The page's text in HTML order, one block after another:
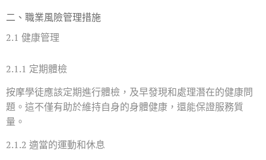
二、職業風險管理措施
2.1 健康管理
2.1.1 定期體檢
按摩學徒應該定期進行體檢，及早發現和處理潛在的健康問
題。這不僅有助於維持自身的身體健康，還能保證服務質
量。
2.1.2 適當的運動和休息